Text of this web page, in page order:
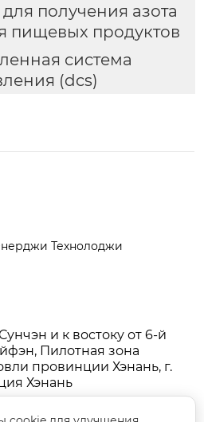
получения азота
пищевых продуктов
система
(dcs)
Технолоджи
и к востоку от 6-й
Пилотная зона
провинции Хэнань, г.
Хэнань